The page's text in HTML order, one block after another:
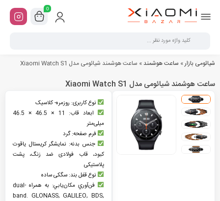
0
شیائومی بازار» ساعت هوشمند » ساعت هوشمند شیائومی مدل Xiaomi Watch S1
ساعت هوشمند شیائومی مدل Xiaomi Watch S1
نوع کاربری: روزمره- کلاسیک
ابعاد قاب: 11 × 46.5 × 46.5
میلی‌متر
فرم صفحه: گرد
جنس بدنه: نمایشگر کریستال یاقوت
کبود، قاب فولادی ضد زنگ، پشت
پلاستیکی
نوع قفل بند: سگکی ساده
فن‌آوري مکان‌يابي: به همراه dual-
band. GLONASS, GALILEO, BDS,